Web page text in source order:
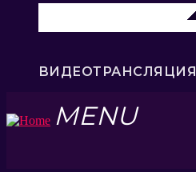
ВИДЕОТРАНСЛЯЦИЯ
MENU